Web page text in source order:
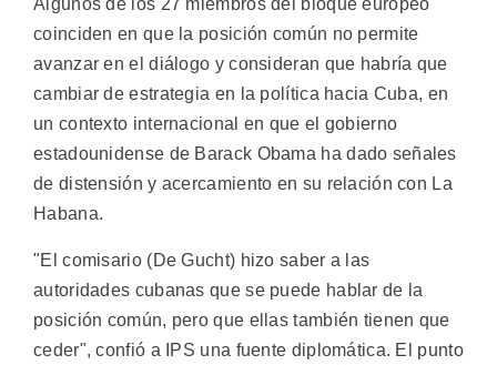
Algunos de los 27 miembros del bloque europeo
coinciden en que la posición común no permite
avanzar en el diálogo y consideran que habría que
cambiar de estrategia en la política hacia Cuba, en
un contexto internacional en que el gobierno
estadounidense de Barack Obama ha dado señales
de distensión y acercamiento en su relación con La
Habana.
"El comisario (De Gucht) hizo saber a las
autoridades cubanas que se puede hablar de la
posición común, pero que ellas también tienen que
ceder", confió a IPS una fuente diplomática. El punto